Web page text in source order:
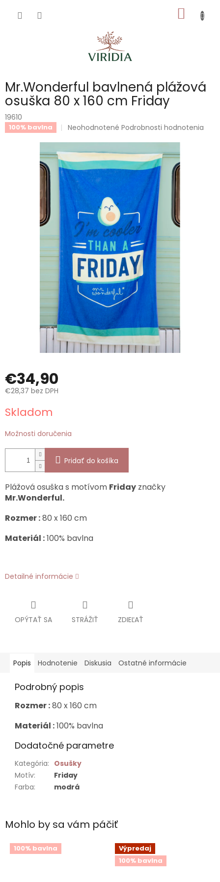
KOŠÍK
Mr.Wonderful bavlnená plážová
osuška 80 x 160 cm Friday
19610
100% bavlna
Priemerné
produktu
je
0,0
z
hviezdičiek.
Neohodnotené Podrobnosti hodnotenia
€34,90
€28,37 bez DPH
cena:
Skladom
Možnosti doručenia
Pridať do košíka
Plážová osuška s motívom Friday značky
Mr.Wonderful.
Rozmer :80 x 160 cm
Materiál :100% bavlna
Detailné informácie
OPÝTAŤ SA STRÁŽIŤ ZDIEĽAŤ
Mohlo by sa vám páčiť
100% bavlna
Výpredaj
100% bavlna
Popis Hodnotenie Diskusia Ostatné informácie
Podrobný popis
Rozmer :80 x 160 cm
Materiál :100% bavlna
Dodatočné parametre
Kategória: Osušky
Motív:
Friday
Farba: modrá